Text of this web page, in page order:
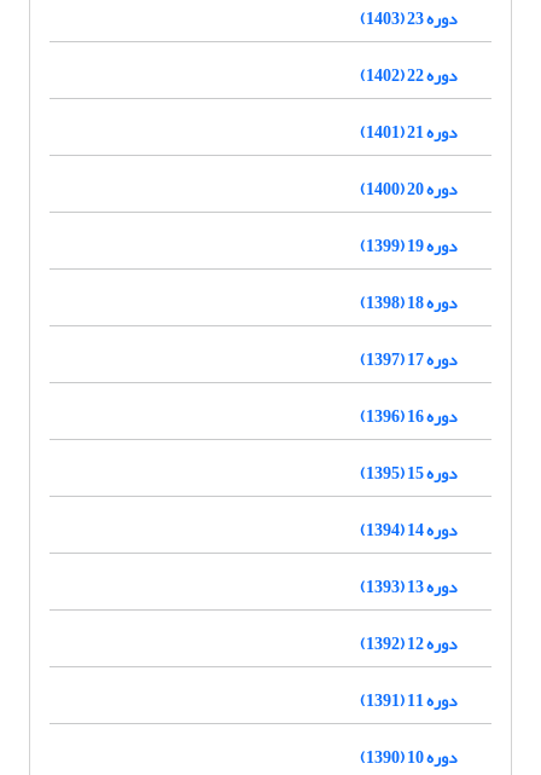
دوره 23 (1403)
دوره 22 (1402)
دوره 21 (1401)
دوره 20 (1400)
دوره 19 (1399)
دوره 18 (1398)
دوره 17 (1397)
دوره 16 (1396)
دوره 15 (1395)
دوره 14 (1394)
دوره 13 (1393)
دوره 12 (1392)
دوره 11 (1391)
دوره 10 (1390)